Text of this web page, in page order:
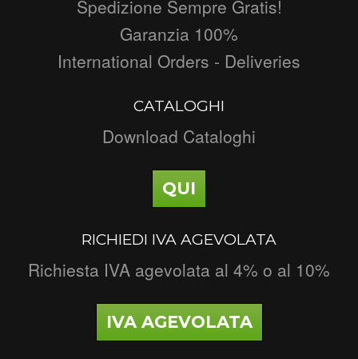
Spedizione Sempre Gratis!
Garanzia 100%
International Orders - Deliveries
CATALOGHI
Download Cataloghi
QUI
RICHIEDI IVA AGEVOLATA
Richiesta IVA agevolata al 4% o al 10%
IVA AGEVOLATA